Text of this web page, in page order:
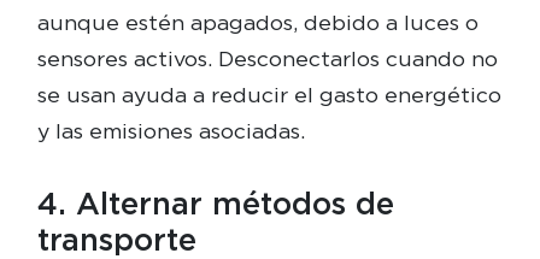
aunque estén apagados, debido a luces o
sensores activos. Desconectarlos cuando no
se usan ayuda a reducir el gasto energético
y las emisiones asociadas.
4. Alternar métodos de
transporte